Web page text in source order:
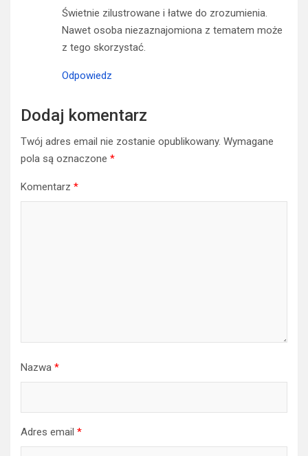
Świetnie zilustrowane i łatwe do zrozumienia.
Nawet osoba niezaznajomiona z tematem może
z tego skorzystać.
Odpowiedz
Dodaj komentarz
Twój adres email nie zostanie opublikowany. Wymagane
pola są oznaczone *
Komentarz *
Nazwa *
Adres email *